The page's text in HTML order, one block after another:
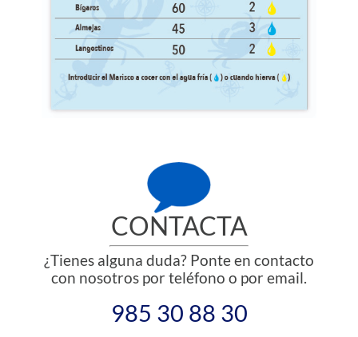
CONTACTA
¿Tienes alguna duda? Ponte en contacto
con nosotros por teléfono o por email.
985 30 88 30